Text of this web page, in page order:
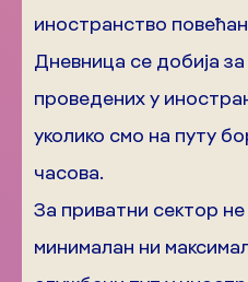
иностранство
Дневница се добија за
проведених у
уколико смо на путу
часова.
За приватни сектор
минималан ни